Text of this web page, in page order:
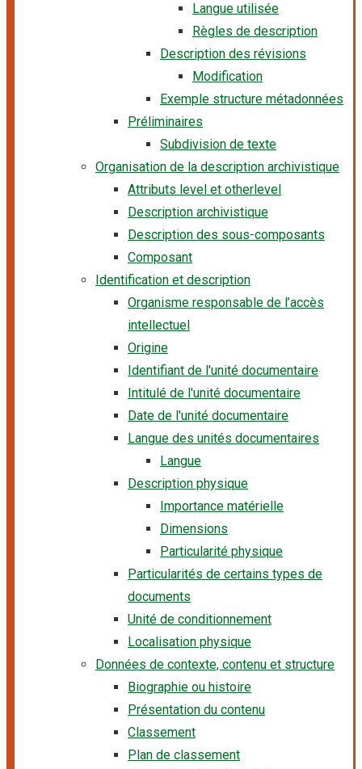
Langue utilisée
Règles de description
Description des révisions
Modification
Exemple structure métadonnées
Préliminaires
Subdivision de texte
Organisation de la description archivistique
Attributs level et otherlevel
Description archivistique
Description des sous-composants
Composant
Identification et description
Organisme responsable de l’accès
intellectuel
Origine
Identifiant de l'unité documentaire
Intitulé de l'unité documentaire
Date de l'unité documentaire
Langue des unités documentaires
Langue
Description physique
Importance matérielle
Dimensions
Particularité physique
Particularités de certains types de
documents
Unité de conditionnement
Localisation physique
Données de contexte, contenu et structure
Biographie ou histoire
Présentation du contenu
Classement
Plan de classement